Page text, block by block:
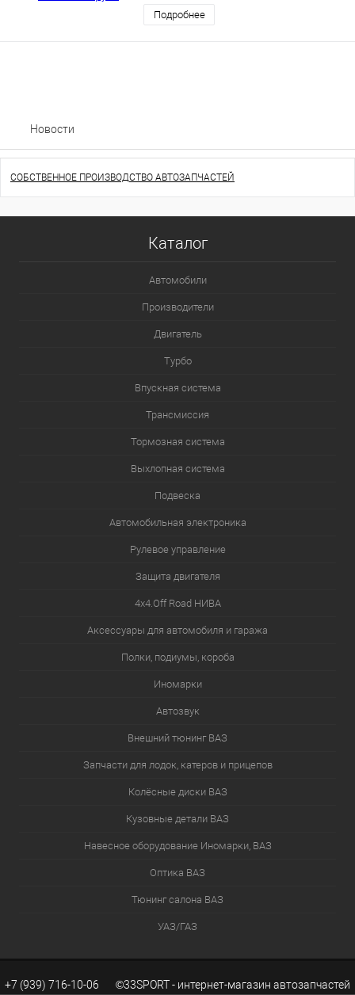
Подробнее
Новости
СОБСТВЕННОЕ ПРОИЗВОДСТВО АВТОЗАПЧАСТЕЙ
Каталог
Автомобили
Производители
Двигатель
Турбо
Впускная система
Трансмиссия
Тормозная система
Выхлопная система
Подвеска
Автомобильная электроника
Рулевое управление
Защита двигателя
4х4.Off Road НИВА
Аксессуары для автомобиля и гаража
Полки, подиумы, короба
Иномарки
Автозвук
Внешний тюнинг ВАЗ
Запчасти для лодок, катеров и прицепов
Колёсные диски ВАЗ
Кузовные детали ВАЗ
Навесное оборудование Иномарки, ВАЗ
Оптика ВАЗ
Тюнинг салона ВАЗ
УАЗ/ГАЗ
+7 (939) 716-10-06 ©33SPORT - интернет-магазин автозапчастей